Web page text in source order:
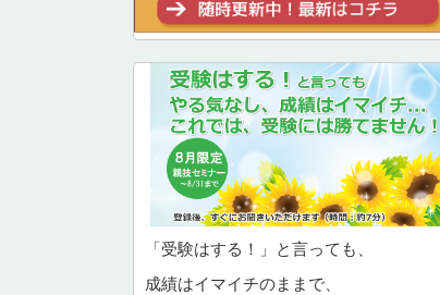
「受験はする！」と言っても、
成績はイマイチのままで、